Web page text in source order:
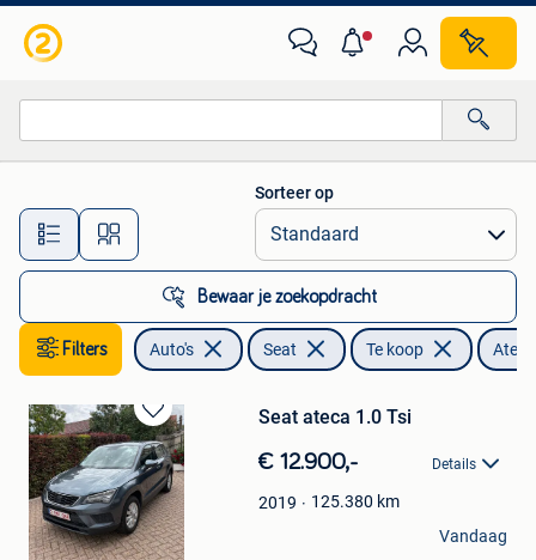
Alle afstanden…
Sorteer op
Bewaar je zoekopdracht
Filters Auto's Seat Te koop Ateca
Bewaren
in
Mijn
Favorieten
Seat ateca 1.0 Tsi
€ 12.900,- Details
2019 125.380 km
Kdb
Sint-Truiden
Vandaag